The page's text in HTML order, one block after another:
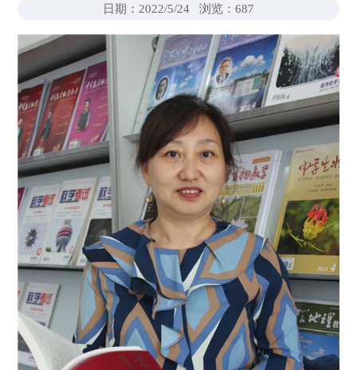
日期：2022/5/24 浏览： 687